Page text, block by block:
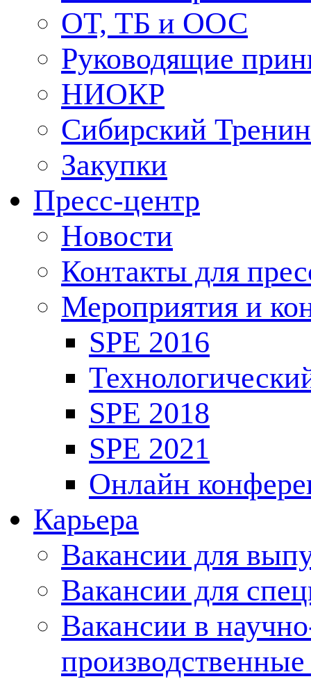
ОТ, ТБ и ООС
Руководящие
НИОКР
Сибирский
Закупки
Пресс-центр
Новости
Контакты для
Мероприятия и
SPE 2016
SPE 2018
SPE 2021
Онлайн
Карьера
Вакансии для
Вакансии для
Вакансии в